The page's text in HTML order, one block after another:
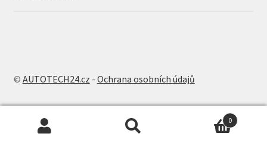
© AUTOTECH24.cz - Ochrana osobních údajů
0